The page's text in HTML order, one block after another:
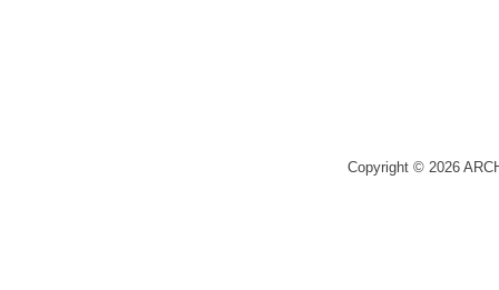
Copyright © 2026